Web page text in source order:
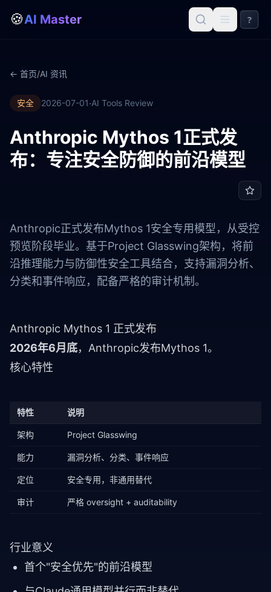
🍪AI Master ?
← 首页/AI 资讯
安全 2026-07-01·AI Tools Review
Anthropic Mythos 1正式发
布：专注安全防御的前沿模型
Anthropic正式发布Mythos 1安全专用模型，从受控
预览阶段毕业。基于Project Glasswing架构，将前
沿推理能力与防御性安全工具结合，支持漏洞分析、
分类和事件响应，配备严格的审计机制。
Anthropic Mythos 1 正式发布
2026年6月底，Anthropic发布Mythos 1。
核心特性
特性 说明
架构 Project Glasswing
能力 漏洞分析、分类、事件响应
定位 安全专用，非通用替代
审计 严格 oversight + auditability
行业意义
首个"安全优先"的前沿模型